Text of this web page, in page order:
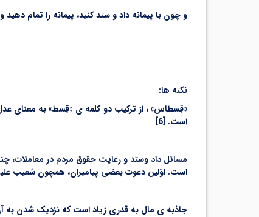
و چون با پیمانه داد و ستد کنید، پیمانه را تمام
نکته ها:
است. [6]
است. اوّلین دعوت بعضی پیامبران، همچون شعیب
جاذبه ی مال به قدری زیاد است که نزدیک شدن به